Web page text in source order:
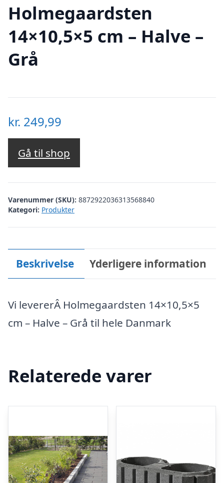
Holmegaardsten
14×10,5×5 cm – Halve –
Grå
kr. 249,99
Gå til shop
Varenummer (SKU): 8872922036313568840
Kategori: Produkter
Beskrivelse Yderligere information
Vi levererÂ Holmegaardsten 14×10,5×5
cm – Halve – Grå til hele Danmark
Relaterede varer